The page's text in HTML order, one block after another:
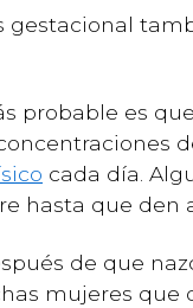
gestacional
probable es
cada día.
hasta que den
de que
mujeres